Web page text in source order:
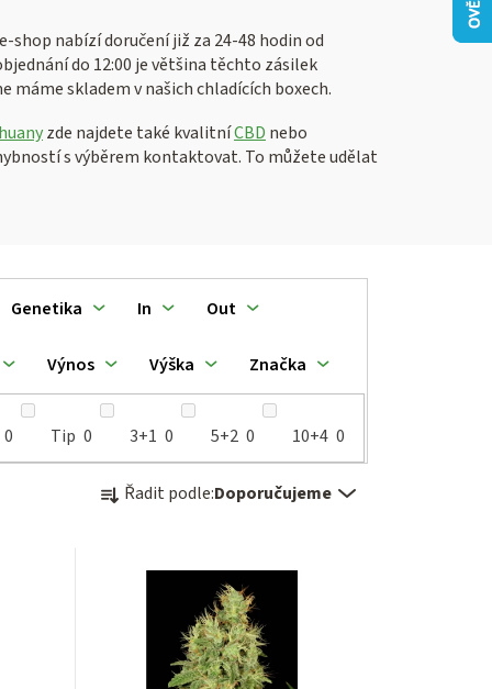
shop nabízí doručení již za 24-48 hodin od
do 12:00 je většina těchto zásilek
máme skladem v našich chladících boxech.
zde najdete také kvalitníCBD nebo
s výběrem kontaktovat. To můžete udělat
Ř Řadit podle:Doporučujeme
0 Tip 0 3+1 0 5+2 0 10+4 0
Genetika In Out
Výnos Výška Značka